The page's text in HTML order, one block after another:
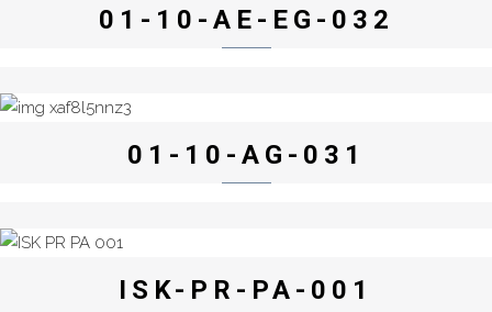
01-10-AE-EG-032
01-10-AG-031
ISK-PR-PA-001